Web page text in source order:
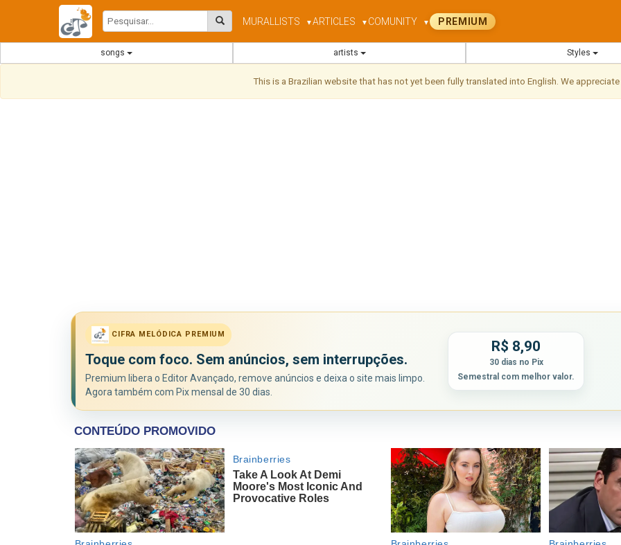
MURAL LISTS ▼ARTICLES ▼ COMUNITY ▼ PREMIUM
songs artists Styles
This is a Brazilian website that has not yet been fully translated into English. We
CIFRA MELÓDICA PREMIUM
Toque com foco. Sem anúncios, sem interrupções.
Premium libera o Editor Avançado, remove anúncios e deixa o site mais limpo.
Agora também com Pix mensal de 30 dias.
R$ 8,90
30 dias no Pix
Semestral com melhor valor.